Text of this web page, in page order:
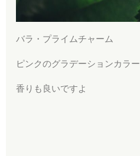
バラ・プライムチャーム
ピンクのグラデーションカラー
香りも良いですよ